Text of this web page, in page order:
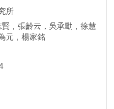
所
，張齡云，吳承勳，徐慧
元，楊家銘